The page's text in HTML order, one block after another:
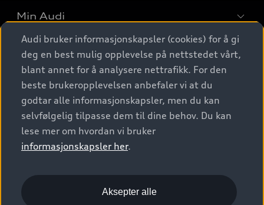
Audi bruker informasjonskapsler (cookies) for å gi
deg en best mulig opplevelse på nettstedet vårt,
blant annet for å analysere nettrafikk. For den
beste brukeropplevelsen anbefaler vi at du
godtar alle informasjonskapsler, men du kan
selvfølgelig tilpasse dem til dine behov. Du kan
lese mer om hvordan vi bruker
informasjonskapsler her.
Aksepter alle
Sammenlign bilmodeller
Elbiler
SUV
Stasjonsvogn
Sportback
S/RS
Konseptbiler og prototyper
Kjøpshjelp
Biler på lager
Finn forhandler
Bestill prøvekjøring
Kontakt forhandler
Bilgarantier
Min Audi
Behold nybilfølelsen
Audi Originalt tilbehør
Verkstedtjenester
Digitale tjenester
Audi digitale tjenester
Audi connect
Functions on demand
Kom i gang med myAudi
Audi Norge
Kundeservice
Audi Driving Experience
© 2026 AUDI NORGE. All Rights Reserved.
Imprint